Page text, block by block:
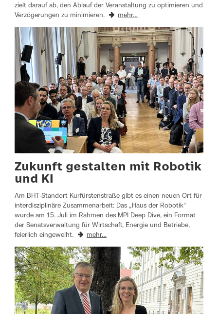
zielt darauf ab, den Ablauf der Veranstaltung zu optimieren und
Verzögerungen zu minimieren.
mehr…
Zukunft gestalten mit Robotik
und KI
Am BHT-Standort Kurfürstenstraße gibt es einen neuen Ort für
interdisziplinäre Zusammenarbeit: Das „Haus der Robotik“
wurde am 15. Juli im Rahmen des MPI Deep Dive, ein Format
der Senatsverwaltung für Wirtschaft, Energie und Betriebe,
feierlich eingeweiht.
mehr…